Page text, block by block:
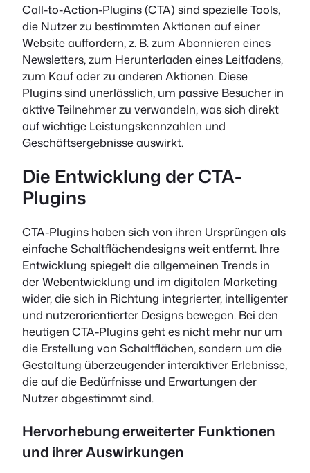
Call-to-Action-Plugins (CTA) sind spezielle Tools,
die Nutzer zu bestimmten Aktionen auf einer
Website auffordern, z. B. zum Abonnieren eines
Newsletters, zum Herunterladen eines Leitfadens,
zum Kauf oder zu anderen Aktionen. Diese
Plugins sind unerlässlich, um passive Besucher in
aktive Teilnehmer zu verwandeln, was sich direkt
auf wichtige Leistungskennzahlen und
Geschäftsergebnisse auswirkt.
Die Entwicklung der CTA-
Plugins
CTA-Plugins haben sich von ihren Ursprüngen als
einfache Schaltflächendesigns weit entfernt. Ihre
Entwicklung spiegelt die allgemeinen Trends in
der Webentwicklung und im digitalen Marketing
wider, die sich in Richtung integrierter, intelligenter
und nutzerorientierter Designs bewegen. Bei den
heutigen CTA-Plugins geht es nicht mehr nur um
die Erstellung von Schaltflächen, sondern um die
Gestaltung überzeugender interaktiver Erlebnisse,
die auf die Bedürfnisse und Erwartungen der
Nutzer abgestimmt sind.
Hervorhebung erweiterter Funktionen
und ihrer Auswirkungen